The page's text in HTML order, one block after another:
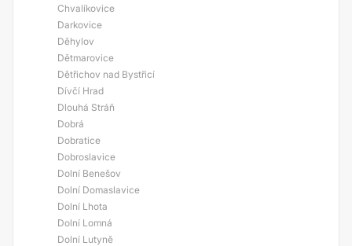
Chvalíkovice
Darkovice
Děhylov
Dětmarovice
Dětřichov nad Bystřicí
Dívčí Hrad
Dlouhá Stráň
Dobrá
Dobratice
Dobroslavice
Dolní Benešov
Dolní Domaslavice
Dolní Lhota
Dolní Lomná
Dolní Lutyně